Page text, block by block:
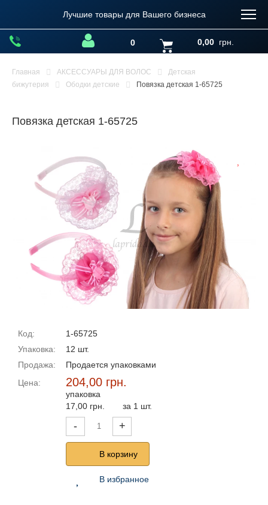
Лучшие товары для Вашего бизнеса
0 0,00 грн.
Главная АКСЕССУАРЫ ДЛЯ ВОЛОС
Детская
бижутерия
Ободки детские Повязка детская 1-65725
Повязка детская 1-65725
Код:
1-65725
Упаковка:
12 шт.
Продажа:
Продается упаковками
Цена:
204,00 грн.
упаковка
17,00 грн.
за 1 шт.
- +
В корзину
В избранное